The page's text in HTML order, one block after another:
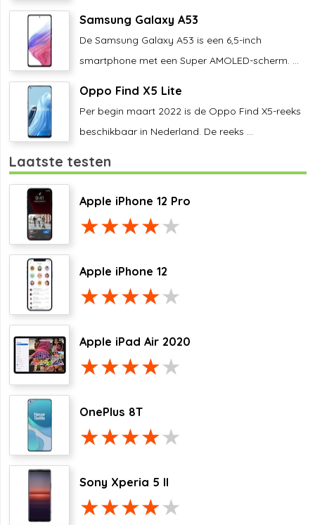
Samsung Galaxy A53
De Samsung Galaxy A53 is een 6,5-inch
smartphone met een Super AMOLED-scherm. ...
Oppo Find X5 Lite
Per begin maart 2022 is de Oppo Find X5-reeks
beschikbaar in Nederland. De reeks ...
Laatste testen
Apple iPhone 12 Pro
Apple iPhone 12
Apple iPad Air 2020
OnePlus 8T
Sony Xperia 5 II